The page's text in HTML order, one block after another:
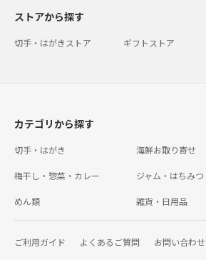
ストアから探す
切手・はがきストア ギフトストア
カテゴリから探す
切手・はがき 海鮮お取り寄せ
梅干し・惣菜・カレー ジャム・はちみつ
めん類 雑貨・日用品
ご利用ガイド よくあるご質問 お問い合わせ